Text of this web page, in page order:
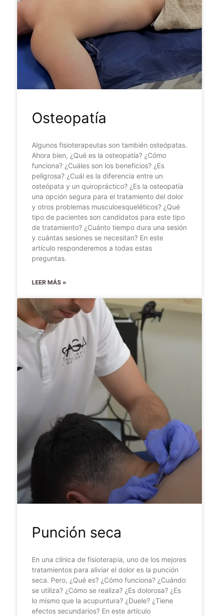
Osteopatía
Algunos fisioterapeutas son también osteópatas.
Ahora bien, ¿Qué es la osteopatía? ¿Cómo
funciona? ¿Cuáles son los beneficios? ¿Es
peligrosa? ¿Cuál es la diferencia entre un
osteópata y un quiropráctico? ¿Es la osteopatía
una opción segura para el tratamiento del dolor
y otros problemas musculoesqueléticos? ¿Qué
tipo de pacientes son candidatos para este tipo
de tratamiento? ¿Cuánto tiempo dura una sesión
y cuántas sesiones se necesitan? En este
artículo responderemos a todas estas
preguntas.
LEER MÁS »
Punción seca
En una clínica de fisioterapia, uno de los mejores
tratamientos para aliviar el dolor es la punción
seca. Pero, ¿Qué es? ¿Cómo funciona? ¿Cuándo
se utiliza? ¿Cómo se realiza? ¿Es dolorosa? ¿Es
lo mismo que la acupuntura? ¿Duele? ¿Tiene
efectos secundarios? En este artículo